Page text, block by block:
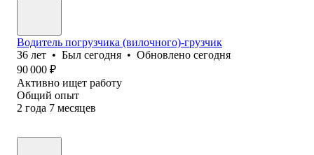
Водитель погрузчика (вилочного)-грузчик
36 лет • Был сегодня • Обновлено сегодня
90 000 ₽
Активно ищет работу
Общий опыт
2 года 7 месяцев